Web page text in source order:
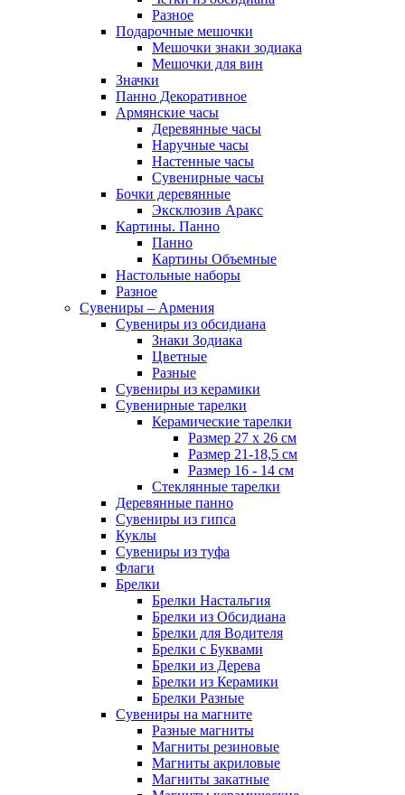
Разное
Подарочные мешочки
Мешочки знаки зодиака
Мешочки для вин
Значки
Панно Декоративное
Армянские часы
Деревянные часы
Наручные часы
Настенные часы
Сувенирные часы
Бочки деревянные
Эксклюзив Аракс
Картины. Панно
Панно
Картины Объемные
Настольные наборы
Разное
Сувениры – Армения
Сувениры из обсидиана
Знаки Зодиака
Цветные
Разные
Сувениры из керамики
Сувенирные тарелки
Керамические тарелки
Размер 27 х 26 см
Размер 21-18,5 см
Размер 16 - 14 см
Стеклянные тарелки
Деревянные панно
Сувениры из гипса
Куклы
Сувениры из туфа
Флаги
Брелки
Брелки Настальгия
Брелки из Обсидиана
Брелки для Водителя
Брелки с Буквами
Брелки из Дерева
Брелки из Керамики
Брелки Разные
Сувениры на магните
Разные магниты
Магниты резиновые
Магниты акриловые
Магниты закатные